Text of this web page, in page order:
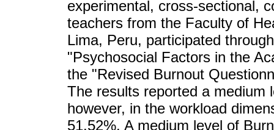
experimental, cross-sectional,
teachers from the Faculty of
Lima, Peru, participated
"Psychosocial Factors in the
the "Revised Burnout
The results reported a medium
however, in the workload
51.52%. A medium level of